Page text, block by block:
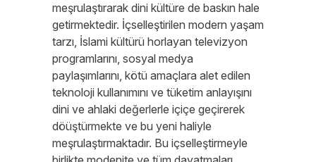
meşrulaştırarak dini kültüre de baskın hale
getirmektedir. İçselleştirilen modern yaşam
tarzı, İslami kültürü horlayan televizyon
programlarını, sosyal medya
paylaşımlarını, kötü amaçlara alet edilen
teknoloji kullanımını ve tüketim anlayışını
dini ve ahlaki değerlerle içiçe geçirerek
döüştürmekte ve bu yeni haliyle
meşrulaştırmaktadır. Bu içselleştirmeyle